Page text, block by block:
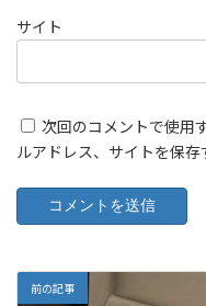
サイト
次回のコメントで使用
ルアドレス、サイトを保存
前の記事